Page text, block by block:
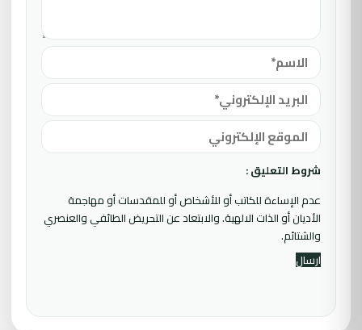
شروط التعليق :
عدم الإساءة للكاتب أو للأشخاص أو للمقدسات أو مهاجمة
الأديان أو الذات الالهية. والابتعاد عن التحريض الطائفي والعنصري
والشتائم.